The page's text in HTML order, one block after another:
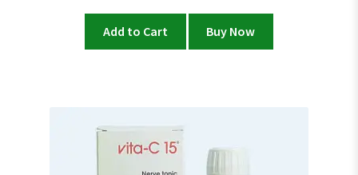
Add to Cart Buy Now